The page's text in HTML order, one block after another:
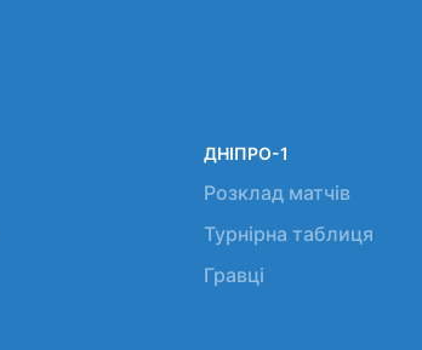
ДНІПРО-1
Розклад матчів
Турнірна таблиця
Гравці